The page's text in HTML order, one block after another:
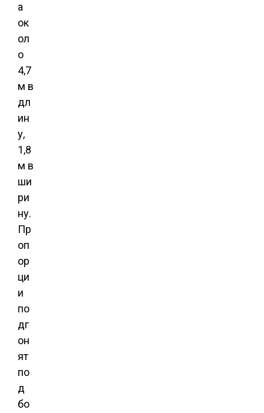
a
ок
ол
о
4,7
м в
дл
ин
у,
1,8
м в
ши
ри
ну.
Пр
оп
ор
ци
и
по
дг
он
ят
по
д
бо